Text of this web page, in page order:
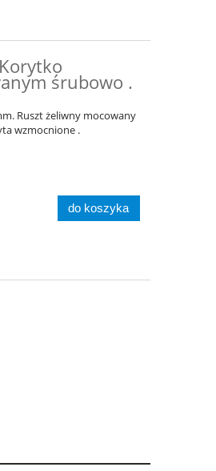
śrubowo .
Ruszt żeliwny mocowany
wzmocnione .
do koszyka